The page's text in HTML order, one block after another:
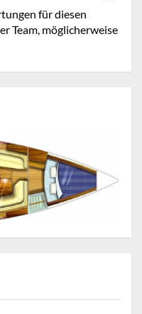
für diesen
Team, möglicherweise